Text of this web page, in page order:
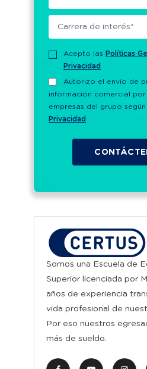
Acepto las Políticas
Privacidad
Autorizo el envío de
información comercial por
empresas del grupo según
Privacidad
Somos una Escuela de
Superior licenciada por
años de experiencia
vida profesional de
Por eso nuestros
más de sueldo.